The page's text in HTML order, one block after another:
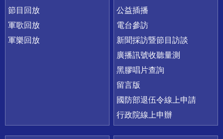
節目回放
軍歌回放
軍樂回放
公益插播
電台參訪
新聞採訪暨節目訪談
廣播訊號收聽量測
黑膠唱片查詢
留言版
國防部退伍令線上申請
行政院線上申辦